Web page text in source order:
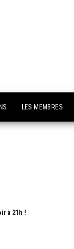
LES MEMBRES
à 21h !